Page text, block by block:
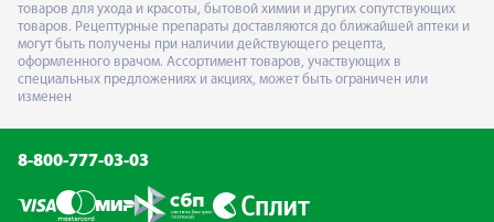
товаров для ухода и красоты, бытовой химии и других сопутствующих
товаров. Рецептурные препараты доставляются до ближайшей аптеки и
могут быть получены при наличии действующего рецепта,
оформленного врачом. Ассортимент товаров, участвующих в
специальных предложениях и акциях, может быть ограничен или
изменен
8-800-777-03-03